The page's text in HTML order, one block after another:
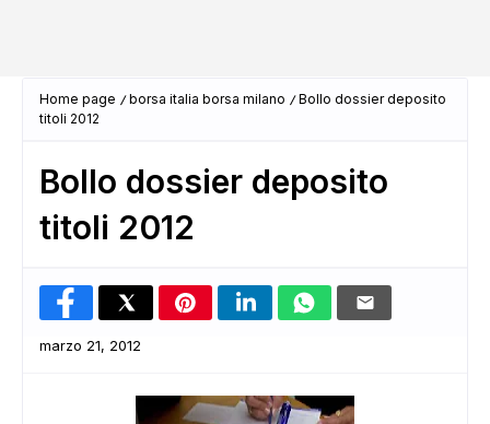
Home page borsa italia borsa milano
Bollo dossier deposito
titoli 2012
Bollo dossier deposito
titoli 2012
marzo 21, 2012